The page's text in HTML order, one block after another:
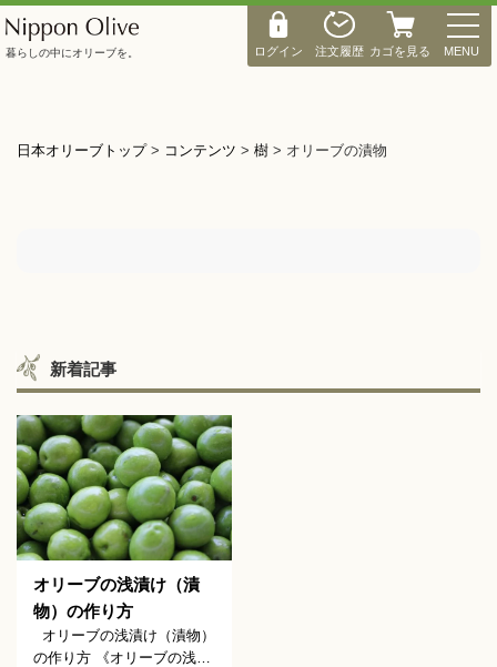
ログイン 注文履歴 カゴを見る
M
E
N
MENU
暮らしの中にオリーブを。
日本オリーブトップ> コンテンツ > 樹 > オリーブの漬物
新着記事
オリーブの浅漬け（漬
物）の作り方
オリーブの浅漬け（漬物）
の作り方 《オリーブの浅…